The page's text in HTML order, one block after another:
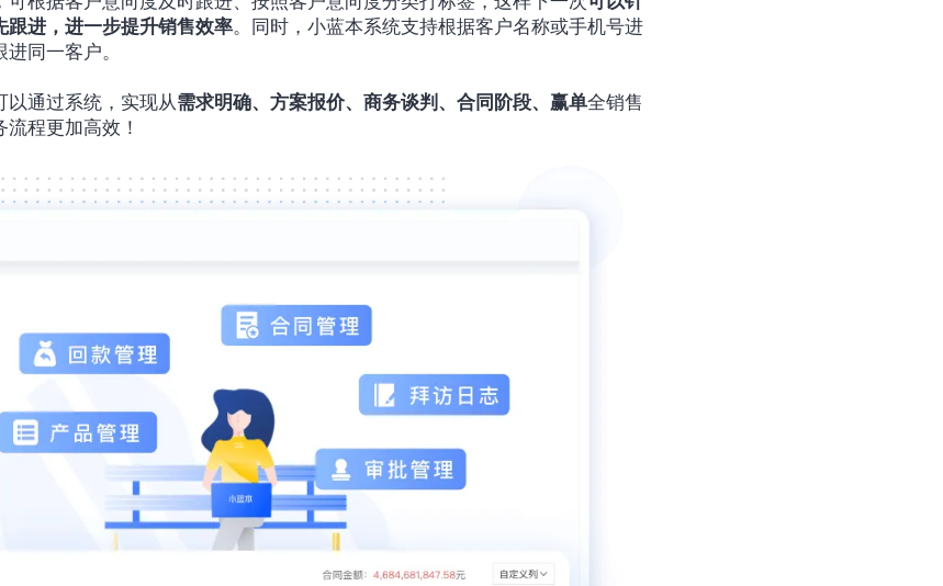
跟进，进一步提升销售效率。同时，小蓝本系统支持根据客户名称或手机号进
进同一客户。
以通过系统，实现从需求明确、方案报价、商务谈判、合同阶段、赢单全销售
程更加高效！